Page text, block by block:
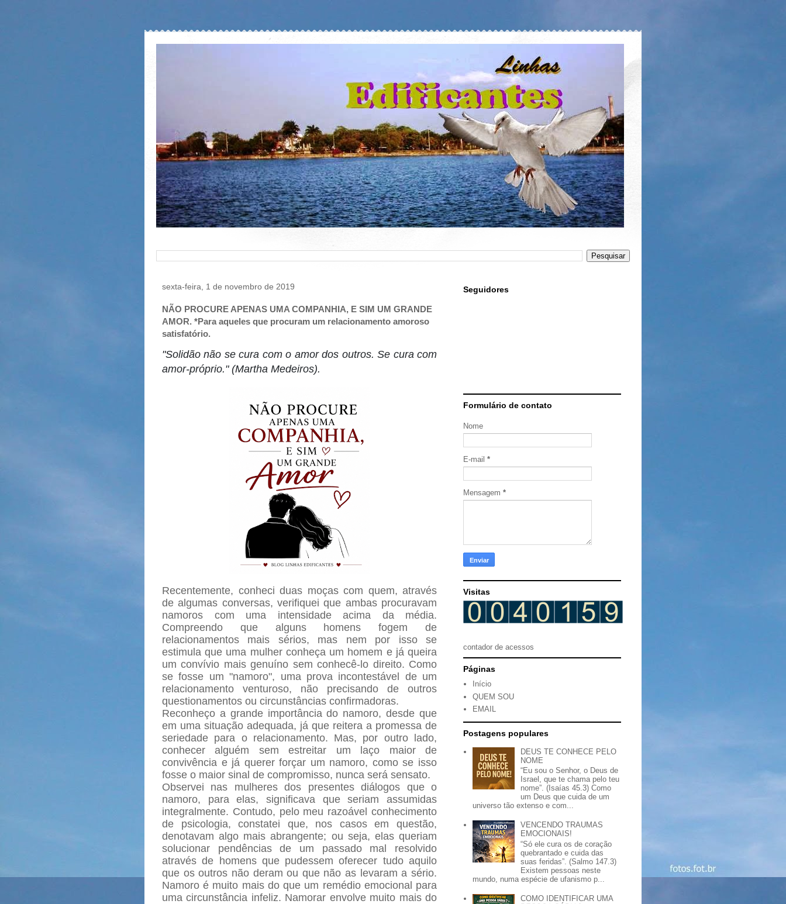
sexta-feira, 1 de novembro de 2019
NÃO PROCURE APENAS UMA COMPANHIA, E SIM UM GRANDE
AMOR. *Para aqueles que procuram um relacionamento amoroso
satisfatório.
"Solidão não se cura com o amor dos outros. Se cura com
amor-próprio." (Martha Medeiros).
Recentemente, conheci duas moças com quem, através
de algumas conversas, verifiquei que ambas procuravam
namoros com uma intensidade acima da média.
Compreendo que alguns homens fogem de
relacionamentos mais sérios, mas nem por isso se
estimula que uma mulher conheça um homem e já queira
um convívio mais genuíno sem conhecê-lo direito. Como
se fosse um "namoro", uma prova incontestável de um
relacionamento venturoso, não precisando de outros
questionamentos ou circunstâncias confirmadoras.
Reconheço a grande importância do namoro, desde que
em uma situação adequada, já que reitera a promessa de
seriedade para o relacionamento. Mas, por outro lado,
conhecer alguém sem estreitar um laço maior de
convivência e já querer forçar um namoro, como se isso
fosse o maior sinal de compromisso, nunca será sensato.
Observei nas mulheres dos presentes diálogos que o
namoro, para elas, significava que seriam assumidas
integralmente. Contudo, pelo meu razoável conhecimento
de psicologia, constatei que, nos casos em questão,
denotavam algo mais abrangente; ou seja, elas queriam
solucionar pendências de um passado mal resolvido
através de homens que pudessem oferecer tudo aquilo
que os outros não deram ou que não as levaram a sério.
Namoro é muito mais do que um remédio emocional para
uma circunstância infeliz. Namorar envolve muito mais do
Seguidores
Formulário de contato
Nome
E-mail *
Mensagem *
Visitas
contador de acessos
Páginas
Início
QUEM SOU
EMAIL
Postagens populares
DEUS TE CONHECE PELO
NOME
“Eu sou o Senhor, o Deus de
Israel, que te chama pelo teu
nome”. (Isaías 45.3) Como
um Deus que cuida de um
universo tão extenso e com...
VENCENDO TRAUMAS
EMOCIONAIS!
“Só ele cura os de coração
quebrantado e cuida das
suas feridas”. (Salmo 147.3)
Existem pessoas neste
mundo, numa espécie de ufanismo p...
COMO IDENTIFICAR UMA